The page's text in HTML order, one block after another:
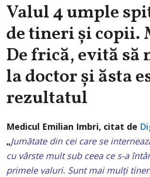
Valul 4 umple
de tineri și copii.
De frică, evită să
la doctor și ăsta
rezultatul
Medicul Emilian Imbri, citat de
„Jumătate din cei care se
cu vârste mult sub ceea ce s-a
primele valuri. Sunt mai mulți